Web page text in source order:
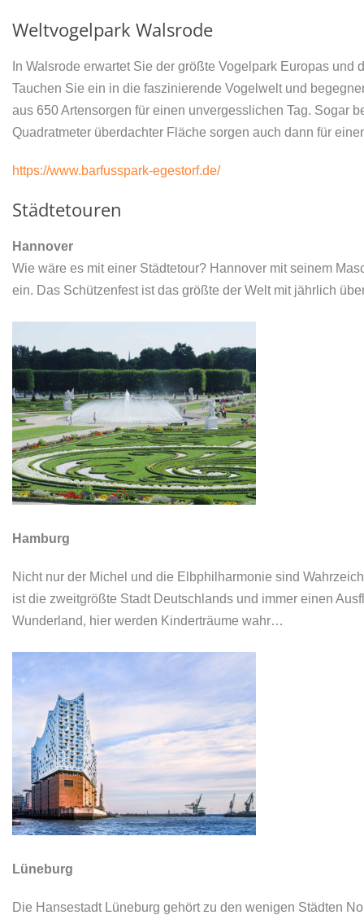
Weltvogelpark Walsrode
In Walsrode erwartet Sie der größte Vogelpark Europas
Tauchen Sie ein in die faszinierende Vogelwelt und
aus 650 Artensorgen für einen unvergesslichen Tag. Sogar
Quadratmeter überdachter Fläche sorgen auch dann für
https://www.barfusspark-egestorf.de/
Städtetouren
Hannover
Wie wäre es mit einer Städtetour? Hannover mit seinem
ein. Das Schützenfest ist das größte der Welt mit jährlich
Hamburg
Nicht nur der Michel und die Elbphilharmonie sind
ist die zweitgrößte Stadt Deutschlands und immer einen
Wunderland, hier werden Kinderträume wahr…
Lüneburg
Die Hansestadt Lüneburg gehört zu den wenigen Städten